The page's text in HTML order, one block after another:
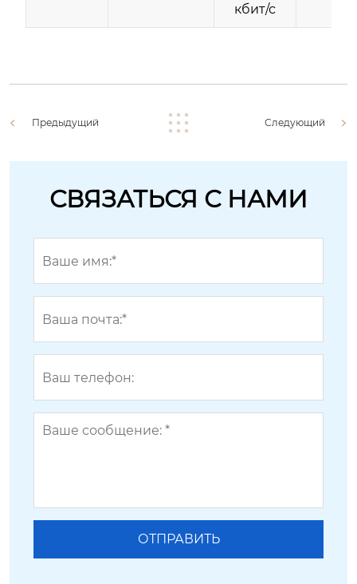
кбит/с
Предыдущий Следующий
СВЯЗАТЬСЯ С НАМИ